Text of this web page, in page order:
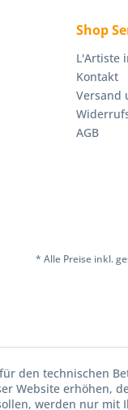
Shop
L'Artiste
Kontakt
Versand
AGB
* Alle Preise inkl.
den technischen
Website erhöhen,
werden nur mit